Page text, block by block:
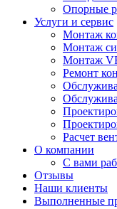
Опорные
Услуги и сервис
Монтаж
Монтаж
Монтаж
Ремонт
Расчет
О компании
С вами
Отзывы
Наши клиенты
Выполненные